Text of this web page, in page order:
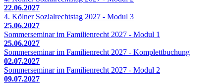
22.06.2027
4. Kölner Sozialrechtstag 2027 - Modul 3
25.06.2027
Sommerseminar im Familienrecht 2027 - Modul 1
25.06.2027
Sommerseminar im Familienrecht 2027 - Komplettbuchung
02.07.2027
Sommerseminar im Familienrecht 2027 - Modul 2
09.07.2027